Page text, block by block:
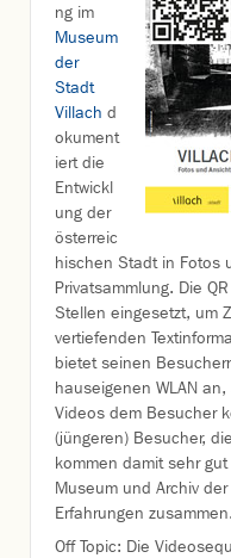
ng im
Museum
der
Stadt
Villach d
okument
iert die
Entwickl
ung der
österreic
hischen Stadt in Fotos
Privatsammlung. Die
Stellen eingesetzt, um
vertiefenden
bietet seinen
hauseigenen WLAN
Videos dem Besucher
(jüngeren) Besucher,
kommen damit sehr
Museum und Archiv
Erfahrungen zusammen.
Off Topic: Die